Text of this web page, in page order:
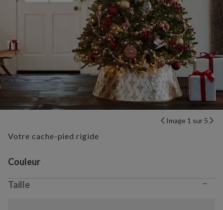
Image 1 sur 5
Votre cache-pied rigide
Variant selection
Couleur
Taille −